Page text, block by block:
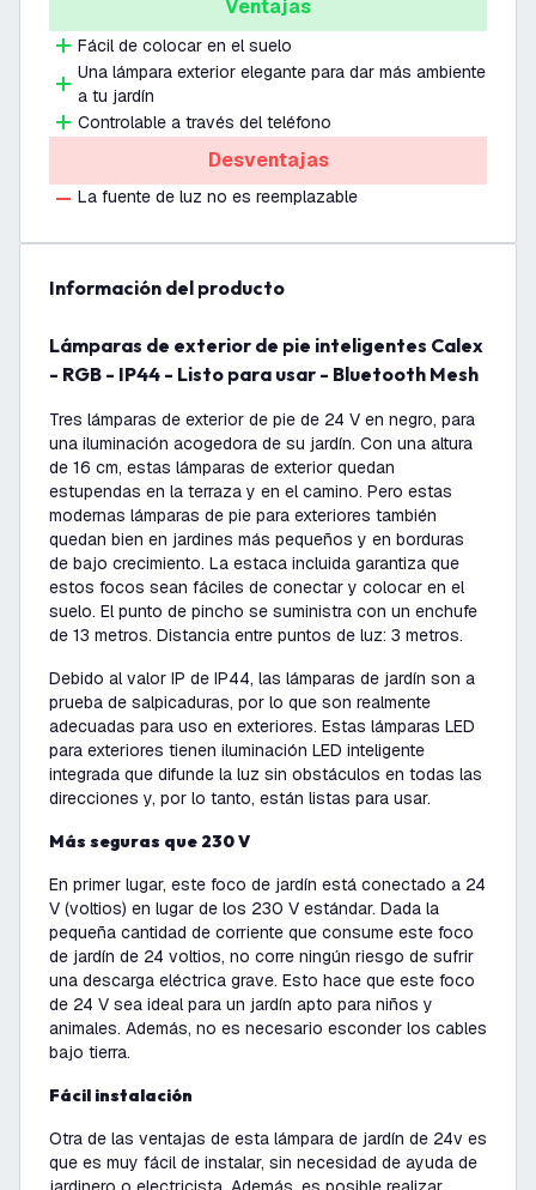
Ventajas
Fácil de colocar en el suelo
Una lámpara exterior elegante para dar más ambiente
a tu jardín
Controlable a través del teléfono
Desventajas
La fuente de luz no es reemplazable
información del producto
Lámparas de exterior de pie inteligentes Calex
- RGB - IP44 - Listo para usar - Bluetooth Mesh
Tres lámparas de exterior de pie de 24 V en negro, para
una iluminación acogedora de su jardín. Con una altura
de 16 cm, estas lámparas de exterior quedan
estupendas en la terraza y en el camino. Pero estas
modernas lámparas de pie para exteriores también
quedan bien en jardines más pequeños y en borduras
de bajo crecimiento. La estaca incluida garantiza que
estos focos sean fáciles de conectar y colocar en el
suelo. El punto de pincho se suministra con un enchufe
de 13 metros. Distancia entre puntos de luz: 3 metros.
Debido al valor IP de IP44, las lámparas de jardín son a
prueba de salpicaduras, por lo que son realmente
adecuadas para uso en exteriores. Estas lámparas LED
para exteriores tienen iluminación LED inteligente
integrada que difunde la luz sin obstáculos en todas las
direcciones y, por lo tanto, están listas para usar.
Más seguras que 230 V
En primer lugar, este foco de jardín está conectado a 24
V (voltios) en lugar de los 230 V estándar. Dada la
pequeña cantidad de corriente que consume este foco
de jardín de 24 voltios, no corre ningún riesgo de sufrir
una descarga eléctrica grave. Esto hace que este foco
de 24 V sea ideal para un jardín apto para niños y
animales. Además, no es necesario esconder los cables
bajo tierra.
Fácil instalación
Otra de las ventajas de esta lámpara de jardín de 24v es
que es muy fácil de instalar, sin necesidad de ayuda de